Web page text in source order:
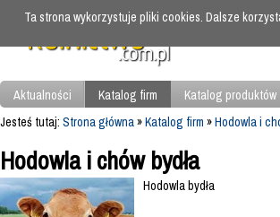
Aktualności Katalog firm
Katalog produktów
Jesteś tutaj: Strona główna»Katalog firm »Hodowla i
Hodowla i chów bydła
Hodowla bydła
Ta strona wykorzystuje pliki cookies. Dalsze